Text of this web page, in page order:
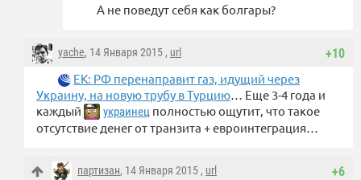
А не поведут себя как болгары?
+10
yache, 14 Января 2015 , url
ЕК: РФ перенаправит газ, идущий через
Украину, на новую трубу в Турцию… Еще 3-4 года и
каждый
украинец полностью ощутит, что такое
отсутствие денег от транзита + евроинтеграция…
+6
партизан, 14 Января 2015 , url